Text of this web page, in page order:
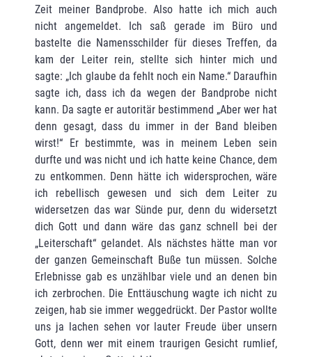
Zeit meiner Bandprobe. Also hatte ich mich auch
nicht angemeldet. Ich saß gerade im Büro und
bastelte die Namensschilder für dieses Treffen, da
kam der Leiter rein, stellte sich hinter mich und
sagte: „Ich glaube da fehlt noch ein Name.“ Daraufhin
sagte ich, dass ich da wegen der Bandprobe nicht
kann. Da sagte er autoritär bestimmend „Aber wer hat
denn gesagt, dass du immer in der Band bleiben
wirst!“ Er bestimmte, was in meinem Leben sein
durfte und was nicht und ich hatte keine Chance, dem
zu entkommen. Denn hätte ich widersprochen, wäre
ich rebellisch gewesen und sich dem Leiter zu
widersetzen das war Sünde pur, denn du widersetzt
dich Gott und dann wäre das ganz schnell bei der
„Leiterschaft“ gelandet. Als nächstes hätte man vor
der ganzen Gemeinschaft Buße tun müssen. Solche
Erlebnisse gab es unzählbar viele und an denen bin
ich zerbrochen. Die Enttäuschung wagte ich nicht zu
zeigen, hab sie immer weggedrückt. Der Pastor wollte
uns ja lachen sehen vor lauter Freude über unsern
Gott, denn wer mit einem traurigen Gesicht rumlief,